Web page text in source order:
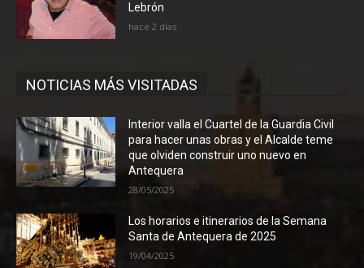
Lebrón
hace 2 días
NOTICIAS MÁS VISITADAS
Interior valla el Cuartel de la Guardia Civil
para hacer unas obras y el Alcalde teme
que olviden construir uno nuevo en
Antequera
28/05/2025
Los horarios e itinerarios de la Semana
Santa de Antequera de 2025
19/04/2025